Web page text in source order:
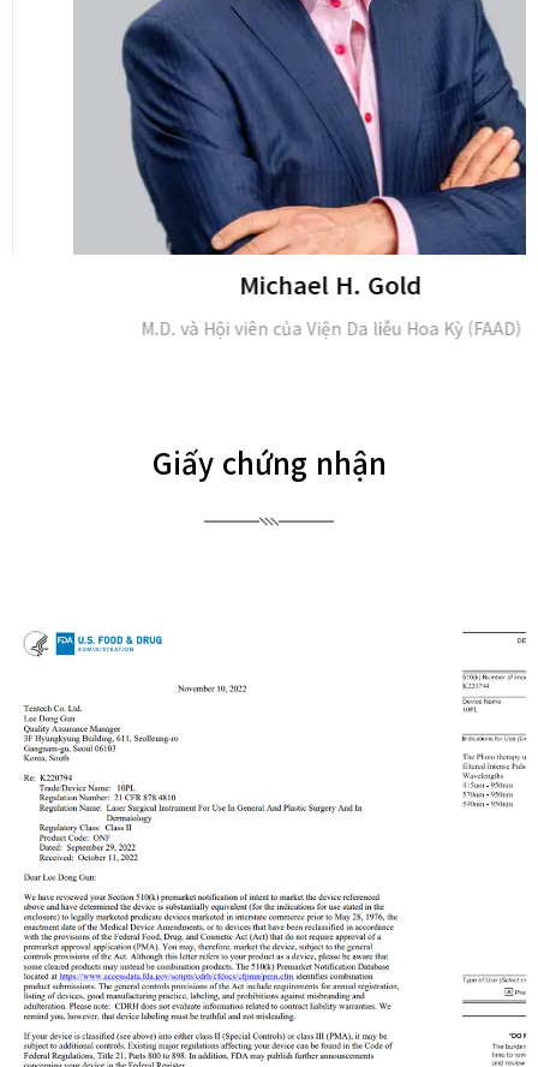
Michael H. Gold
M.D. và Hội viên của Viện Da liễu Hoa Kỳ (FAAD)
Giấy chứng nhận